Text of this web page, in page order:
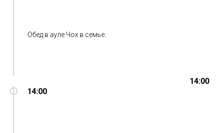
Обед в ауле Чох в семье.
14:00
14:00